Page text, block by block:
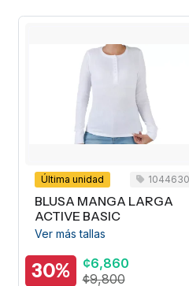
Última unidad 1044630
BLUSA MANGA LARGA
ACTIVE BASIC
Ver más tallas
30%
¢6,860
¢9,800